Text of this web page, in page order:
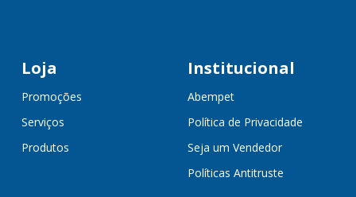
Loja
Promoções
Serviços
Produtos
Institucional
Abempet
Política de Privacidade
Seja um Vendedor
Políticas Antitruste